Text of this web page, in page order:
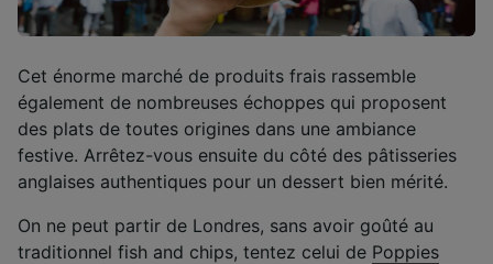
Cet énorme marché de produits frais rassemble
également de nombreuses échoppes qui proposent
des plats de toutes origines dans une ambiance
festive. Arrêtez-vous ensuite du côté des pâtisseries
anglaises authentiques pour un dessert bien mérité.
On ne peut partir de Londres, sans avoir goûté au
traditionnel fish and chips, tentez celui de Poppies